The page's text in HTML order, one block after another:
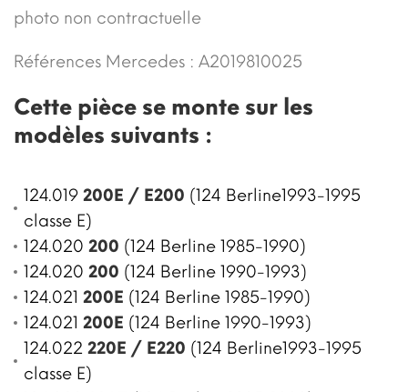
photo non contractuelle
Références Mercedes : A2019810025
Cette pièce se monte sur les
modèles suivants :
124.019 200E / E200 (124 Berline1993-1995
classe E)
124.020 200 (124 Berline 1985-1990)
124.020 200 (124 Berline 1990-1993)
124.021 200E (124 Berline 1985-1990)
124.021 200E (124 Berline 1990-1993)
124.022 220E / E220 (124 Berline1993-1995
classe E)